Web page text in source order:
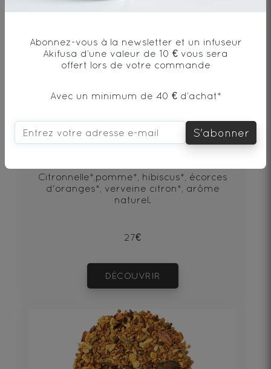
Morphee
Citronnelle*,pomme*, hibiscus*, écorces
d'oranges*, verveine citron*, arôme
naturel.
27€
DÉCOUVRIR
Abonnez-vous à la newsletter et un infuseur
Akifusa d’une valeur de 10 € vous sera
offert lors de votre commande
Avec un minimum de 40 € d’achat*
S'abonner